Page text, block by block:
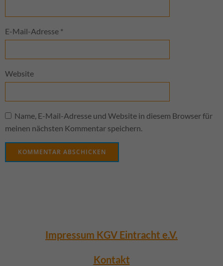
E-Mail-Adresse *
Website
Name, E-Mail-Adresse und Website in diesem Browser für
meinen nächsten Kommentar speichern.
Impressum KGV Eintracht e.V.
Kontakt